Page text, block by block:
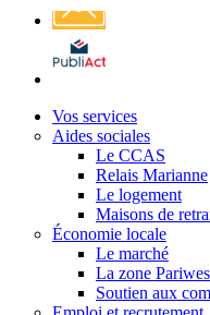
Affichage
légal
Vos services
Aides sociales
Le CCAS
Relais Marianne
Le logement
Maisons de
Économie locale
Le marché
La zone
Soutien aux